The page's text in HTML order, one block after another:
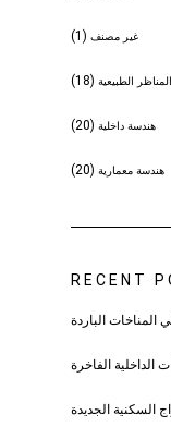
غير مصنف (1)
الطبيعية (18)
هندسة داخلية (20)
هندسة معمارية (20)
RECENT
المناخات الباردة
الداخلية الفاخرة
السكنية الجديدة